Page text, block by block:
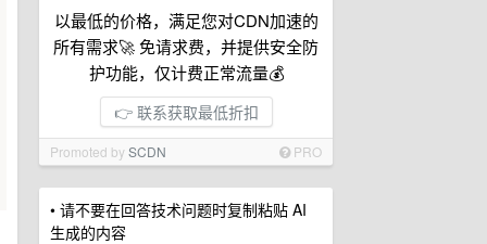
以最低的价格，满足您对CDN加速的
所有需求🚀 免请求费，并提供安全防
护功能，仅计费正常流量💰
👉 联系获取最低折扣
Promoted bySCDN PRO
• 请不要在回答技术问题时复制粘贴 AI
生成的内容